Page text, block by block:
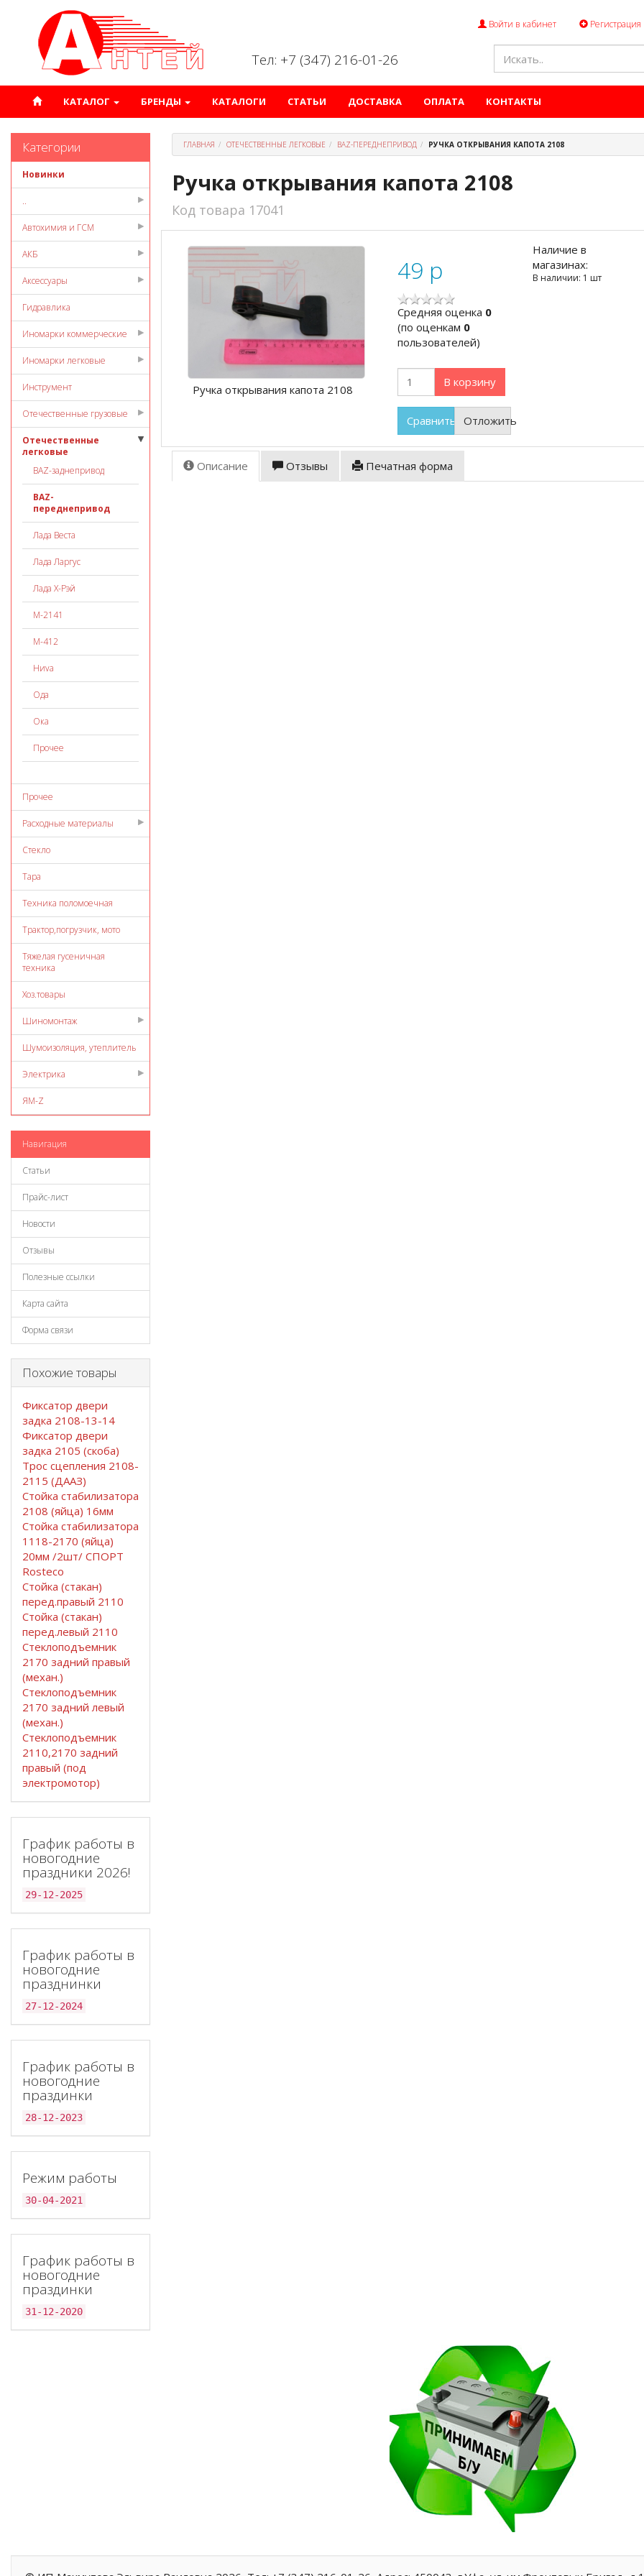
Войти в кабинет Регистрация
Тел: +7 (347) 216-01-26
КАТАЛОГ БРЕНДЫ КАТАЛОГИ СТАТЬИ ДОСТАВКА ОПЛАТА КОНТАКТЫ
Категории
Новинки
..
Автохимия и ГСМ
АКБ
Аксессуары
Гидравлика
Иномарки коммерческие
Иномарки легковые
Инструмент
Отечественные грузовые
Отечественные
легковые
ВАZ-заднепривод
ВАZ-
переднепривод
Лада Веста
Лада Ларгус
Лада Х-Рэй
М-2141
М-412
Ниvа
Ода
Ока
Прочее
Прочее
Расходные материалы
Стекло
Тара
Техника поломоечная
Трактор,погрузчик, мото
Тяжелая гусеничная
техника
Хоз.товары
Шиномонтаж
Шумоизоляция, утеплитель
Электрика
ЯМ-Z
Навигация
Статьи
Прайс-лист
Новости
Отзывы
Полезные ссылки
Карта сайта
Форма связи
Похожие товары
Фиксатор двери
задка 2108-13-14
Фиксатор двери
задка 2105 (скоба)
Трос сцепления 2108-
2115 (ДААЗ)
Стойка стабилизатора
2108 (яйца) 16мм
Стойка стабилизатора
1118-2170 (яйца)
20мм /2шт/ СПОРТ
Rosteco
Стойка (стакан)
перед.правый 2110
Стойка (стакан)
перед.левый 2110
Стеклоподъемник
2170 задний правый
(механ.)
Стеклоподъемник
2170 задний левый
(механ.)
Стеклоподъемник
2110,2170 задний
правый (под
электромотор)
График работы в
новогодние
праздники 2026!
29-12-2025
График работы в
новогодние
празднинки
27-12-2024
График работы в
новогодние
праздинки
28-12-2023
Режим работы
30-04-2021
График работы в
новогодние
праздинки
31-12-2020
ГЛАВНАЯ ОТЕЧЕСТВЕННЫЕ ЛЕГКОВЫЕ ВАZ-ПЕРЕДНЕПРИВОД РУЧКА ОТКРЫВАНИЯ КАПОТА 2108
Ручка открывания капота 2108
Код товара 17041
Ручка открывания капота 2108
49 p
Cредняя оценка 0
(по оценкам 0
пользователей)
В корзину
Сравнить Отложить
Наличие в
магазинах:
В наличии: 1 шт
Описание Отзывы Печатная форма